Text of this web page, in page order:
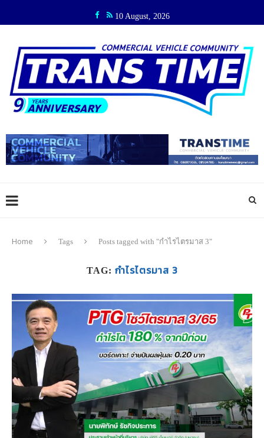
10 August, 2026
Home Tags Posts tagged with "กำไรไตรมาส 3"
TAG: กำไรไตรมาส 3